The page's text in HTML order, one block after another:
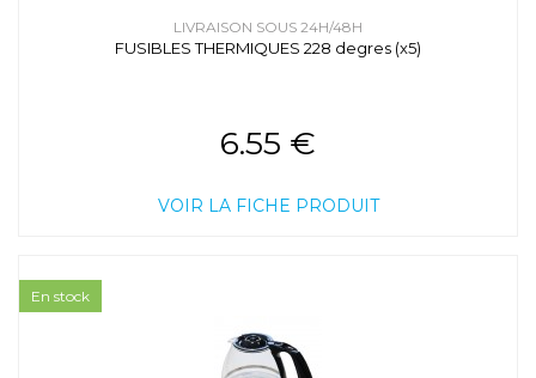
LIVRAISON SOUS 24H/48H
FUSIBLES THERMIQUES 228 degres (x5)
6.55 €
VOIR LA FICHE PRODUIT
En stock